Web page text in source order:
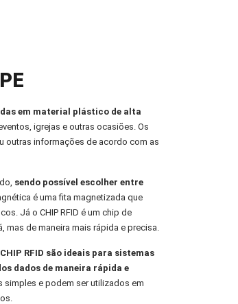
em material plástico de alta
igrejas e outras ocasiões. Os
outras informações de acordo com as
sendo possível escolher entre
é uma fita magnetizada que
Já o CHIP RFID é um chip de
de maneira mais rápida e precisa.
RFID são ideais para sistemas
dados de maneira rápida e
simples e podem ser utilizados em